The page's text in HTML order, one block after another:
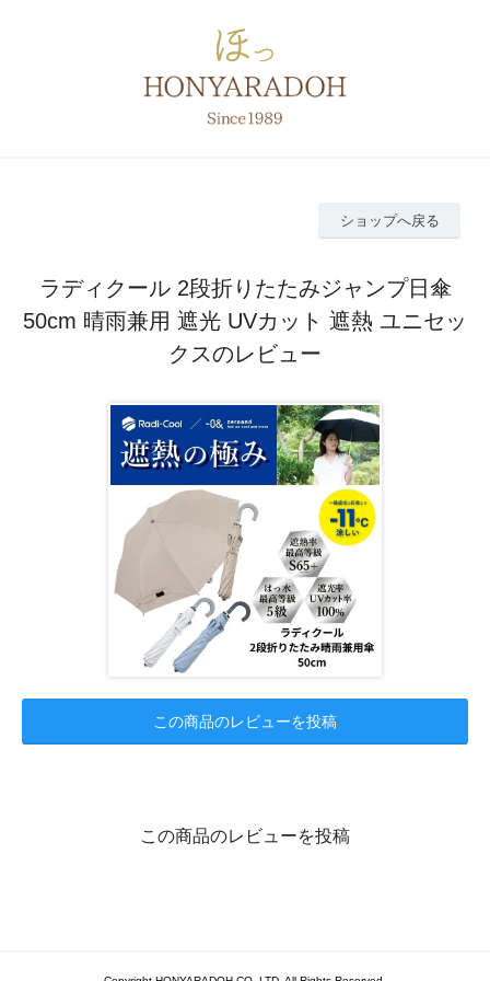
ショップへ戻る
ラディクール 2段折りたたみジャンプ日傘
50cm 晴雨兼用 遮光 UVカット 遮熱 ユニセッ
クスのレビュー
この商品のレビューを投稿
この商品のレビューを投稿